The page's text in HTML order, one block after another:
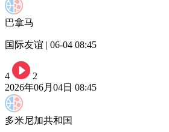
巴拿马
国际友谊 | 06-04 08:45
4
2
2026年06月04日 08:45
多米尼加共和国